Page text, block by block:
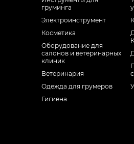
груминга
Электроинструмент
Косметика
Оборудование для
салонов и ветеринарных
клиник
Ветеринария
Одежда для грумеров
Гигиена